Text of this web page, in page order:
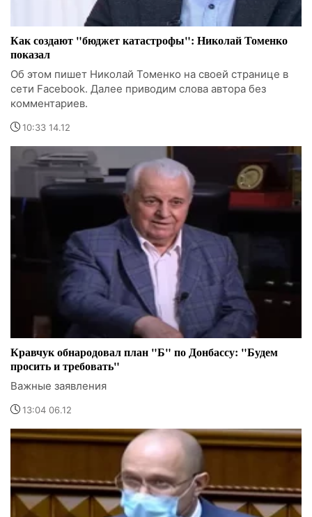
Как создают "бюджет катастрофы": Николай Томенко
показал
Об этом пишет Николай Томенко на своей странице в
сети Facebook. Далее приводим слова автора без
комментариев.
10:33 14.12
Кравчук обнародовал план "Б" по Донбассу: "Будем
просить и требовать"
Важные заявления
13:04 06.12